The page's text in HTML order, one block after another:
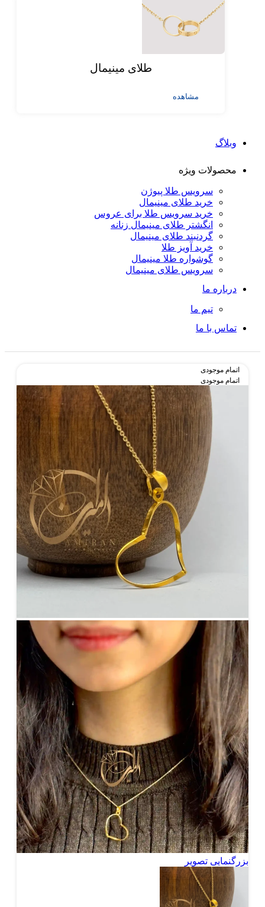
طلای مینیمال
مشاهده
وبلاگ
محصولات ویژه
سرویس طلا پیوژن
خرید طلای مینیمال
خرید سرویس طلا برای عروس
انگشتر طلای مینیمال زنانه
گردنبند طلای مینیمال
خرید آویز طلا
گوشواره طلا مینیمال
سرویس طلای مینیمال
درباره ما
تیم ما
تماس با ما
اتمام موجودی
اتمام موجودی
بزرگنمایی تصویر